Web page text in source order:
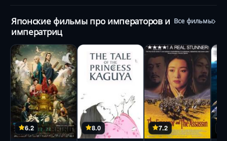
Японские фильмы про императоров и
императриц
Все фильмы
6.2 8.0 7.2